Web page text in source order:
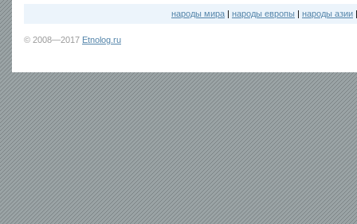
народы мира | народы европы | народы азии
© 2008—2017 Etnolog.ru